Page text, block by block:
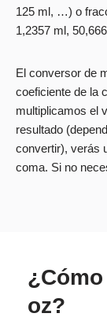
125 ml, …) o
1,2357 ml,
El conversor de
coeficiente de la
multiplicamos el
resultado
convertir), verás
coma. Si no
oz?